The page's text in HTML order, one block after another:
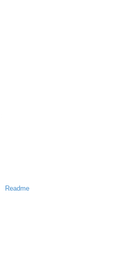
Readme